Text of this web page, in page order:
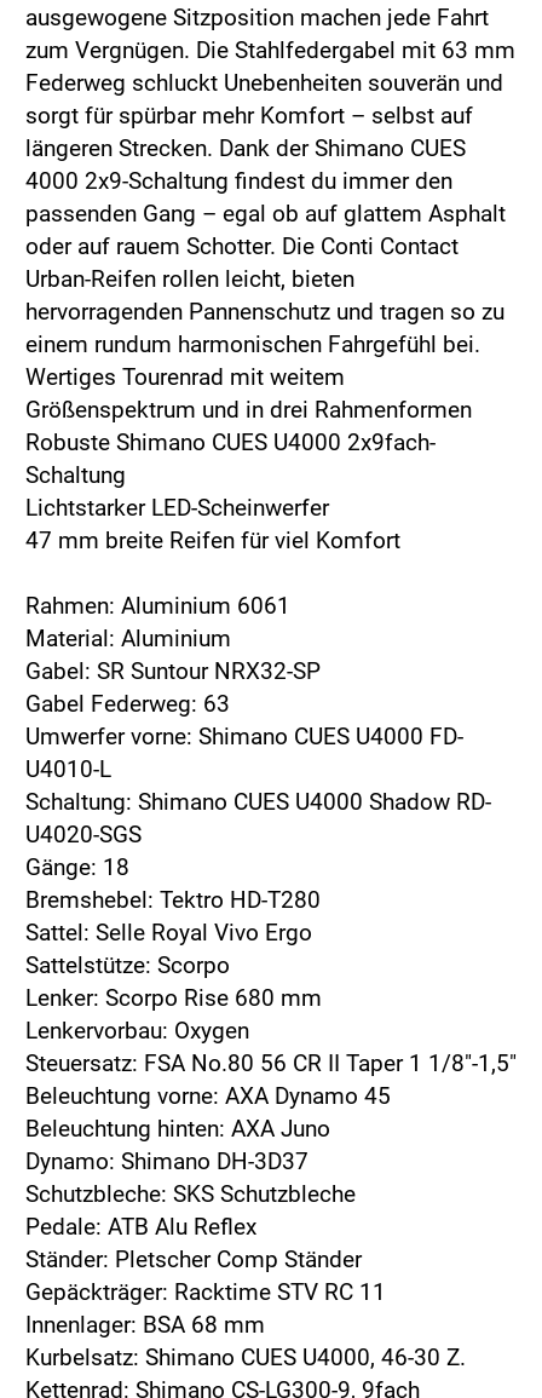
ausgewogene Sitzposition machen jede Fahrt
zum Vergnügen. Die Stahlfedergabel mit 63 mm
Federweg schluckt Unebenheiten souverän und
sorgt für spürbar mehr Komfort – selbst auf
längeren Strecken. Dank der Shimano CUES
4000 2x9-Schaltung findest du immer den
passenden Gang – egal ob auf glattem Asphalt
oder auf rauem Schotter. Die Conti Contact
Urban-Reifen rollen leicht, bieten
hervorragenden Pannenschutz und tragen so zu
einem rundum harmonischen Fahrgefühl bei.
Wertiges Tourenrad mit weitem
Größenspektrum und in drei Rahmenformen
Robuste Shimano CUES U4000 2x9fach-
Schaltung
Lichtstarker LED-Scheinwerfer
47 mm breite Reifen für viel Komfort
Rahmen: Aluminium 6061
Material: Aluminium
Gabel: SR Suntour NRX32-SP
Gabel Federweg: 63
Umwerfer vorne: Shimano CUES U4000 FD-
U4010-L
Schaltung: Shimano CUES U4000 Shadow RD-
U4020-SGS
Gänge: 18
Bremshebel: Tektro HD-T280
Sattel: Selle Royal Vivo Ergo
Sattelstütze: Scorpo
Lenker: Scorpo Rise 680 mm
Lenkervorbau: Oxygen
Steuersatz: FSA No.80 56 CR II Taper 1 1/8"-1,5"
Beleuchtung vorne: AXA Dynamo 45
Beleuchtung hinten: AXA Juno
Dynamo: Shimano DH-3D37
Schutzbleche: SKS Schutzbleche
Pedale: ATB Alu Reflex
Ständer: Pletscher Comp Ständer
Gepäckträger: Racktime STV RC 11
Innenlager: BSA 68 mm
Kurbelsatz: Shimano CUES U4000, 46-30 Z.
Kettenrad: Shimano CS-LG300-9, 9fach